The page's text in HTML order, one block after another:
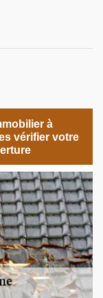
à
vérifier votre